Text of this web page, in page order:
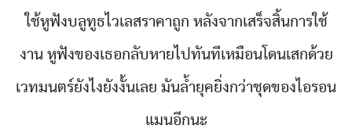
ใช้หูฟังบลูทูธไวเลสราคาถูก หลังจากเสร็จสิ้นการใช้
งาน หูฟังของเธอกลับหายไปทันทีเหมือนโดนเสกด้วย
เวทมนตร์ยังไงยังงั้นเลย มันล้ำยุคยิ่งกว่าชุดของไอรอน
แมนอีกนะ